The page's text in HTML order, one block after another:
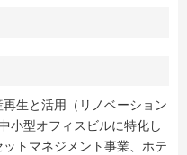
生と活用（リノベーション
小型オフィスビルに特化し
トマネジメント事業、ホテ